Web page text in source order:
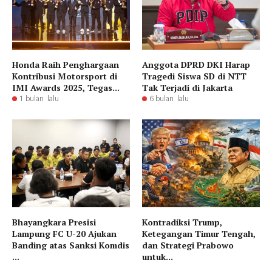
Honda Raih Penghargaan
Kontribusi Motorsport di
IMI Awards 2025, Tegas...
1 bulan lalu
Anggota DPRD DKI Harap
Tragedi Siswa SD di NTT
Tak Terjadi di Jakarta
6 bulan lalu
Bhayangkara Presisi
Lampung FC U-20 Ajukan
Banding atas Sanksi Komdis
...
Kontradiksi Trump,
Ketegangan Timur Tengah,
dan Strategi Prabowo
untuk...